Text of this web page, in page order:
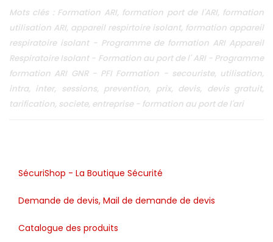
Mots clés : Formation ARI, formation port de l'ARI, formation
utilisation ARI, appareil respirtoire isolant, formation appareil
respiratoire isolant - Programme de formation ARI Appareil
Respiratoire Isolant - Formation au port de l' ARI - Programme
formation ARI GNR - PFI Formation - secouriste, utilisation,
intra, inter, sessions, prevention, prix, devis, devis gratuit,
tarification, societe, entreprise - formation au port de l'ari
SécuriShop - La Boutique Sécurité
Demande de devis, Mail de demande de devis
Catalogue des produits